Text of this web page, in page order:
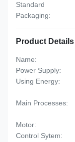
Standard
Packaging:
Product Details
Name:
Power Supply:
Using Energy:
Main Processes:
Motor:
Control Sytem: